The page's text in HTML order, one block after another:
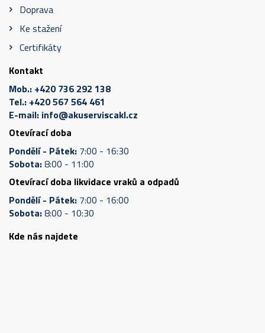
Doprava
Ke stažení
Certifikáty
Kontakt
Mob.: +420 736 292 138
Tel.: +420 567 564 461
E-mail: info@akuserviscakl.cz
Otevírací doba
Pondělí - Pátek: 7:00 - 16:30
Sobota:8:00 - 11:00
Otevírací doba likvidace vraků a odpadů
Pondělí - Pátek: 7:00 - 16:00
Sobota:8:00 - 10:30
Kde nás najdete